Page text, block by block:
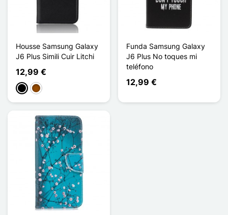
Housse Samsung Galaxy
J6 Plus Simili Cuir Litchi
12,99 €
NegroMarrón
Funda Samsung Galaxy
J6 Plus No toques mi
teléfono
12,99 €